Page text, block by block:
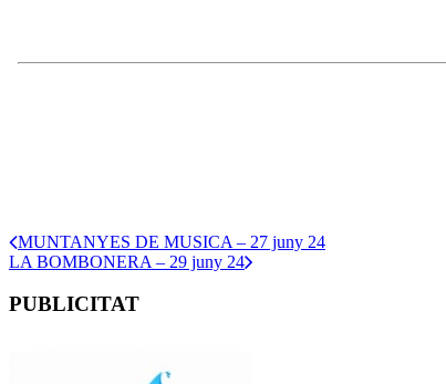
MUNTANYES DE MUSICA – 27 juny 24
LA BOMBONERA – 29 juny 24
PUBLICITAT